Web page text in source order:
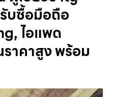
บซื้อมือถือ
ไอแพด
าคาสูง พร้อม